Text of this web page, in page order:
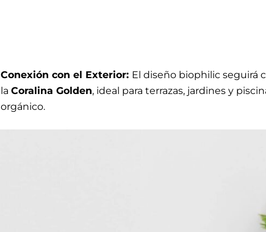
Conexión con el Exterior: El diseño biophilic seguirá
la Coralina Golden, ideal para terrazas, jardines y
orgánico.